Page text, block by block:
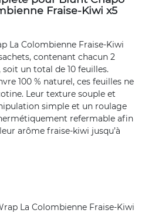
Fraise-Kiwi x5
La Colombienne Fraise-Kiwi
contenant chacun 2
un total de 10 feuilles.
100 % naturel, ces feuilles ne
Leur texture souple et
simple et un roulage
refermable afin
arôme fraise-kiwi jusqu’à
La Colombienne Fraise-Kiwi